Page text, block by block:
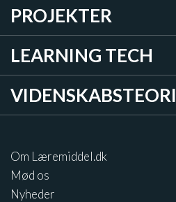
PROJEKTER
LEARNING TECH
VIDENSKABSTEORI
Om Læremiddel.dk
Mød os
Nyheder